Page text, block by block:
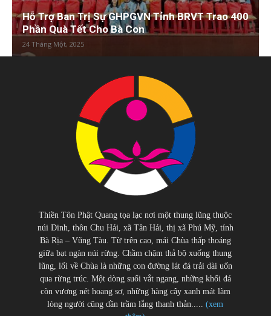
Hỗ Trợ Ban Trị Sự GHPGVN Tỉnh BRVT Trao 400
Phần Quà Tết Cho Bà Con
24 Tháng Một, 2025
Thiền Tôn Phật Quang tọa lạc nơi một thung lũng thuộc
núi Dinh, thôn Chu Hải, xã Tân Hải, thị xã Phú Mỹ, tỉnh
Bà Rịa – Vũng Tàu. Từ trên cao, mái Chùa thấp thoáng
giữa bạt ngàn núi rừng. Chầm chậm thả bộ xuống thung
lũng, lối về Chùa là những con đường lát đá trải dài uốn
qua rừng trúc. Một dòng suối vắt ngang, những khối đá
còn vương nét hoang sơ, những hàng cây xanh mát làm
lòng người cũng dần trầm lắng thanh thản.....(xem